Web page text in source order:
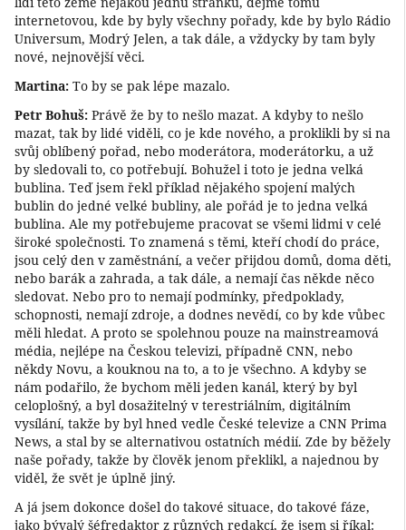
internetovou, kde by byly všechny pořady, kde by bylo Rádio
Universum, Modrý Jelen, a tak dále, a vždycky by tam byly
nové, nejnovější věci.
Martina: To by se pak lépe mazalo.
Petr Bohuš: Právě že by to nešlo mazat. A kdyby to nešlo
mazat, tak by lidé viděli, co je kde nového, a proklikli by si na
svůj oblíbený pořad, nebo moderátora, moderátorku, a už
by sledovali to, co potřebují. Bohužel i toto je jedna velká
bublina. Teď jsem řekl příklad nějakého spojení malých
bublin do jedné velké bubliny, ale pořád je to jedna velká
bublina. Ale my potřebujeme pracovat se všemi lidmi v celé
široké společnosti. To znamená s těmi, kteří chodí do práce,
jsou celý den v zaměstnání, a večer přijdou domů, doma děti,
nebo barák a zahrada, a tak dále, a nemají čas někde něco
sledovat. Nebo pro to nemají podmínky, předpoklady,
schopnosti, nemají zdroje, a dodnes nevědí, co by kde vůbec
měli hledat. A proto se spolehnou pouze na mainstreamová
média, nejlépe na Českou televizi, případně CNN, nebo
někdy Novu, a kouknou na to, a to je všechno. A kdyby se
nám podařilo, že bychom měli jeden kanál, který by byl
celoplošný, a byl dosažitelný v terestriálním, digitálním
vysílání, takže by byl hned vedle České televize a CNN Prima
News, a stal by se alternativou ostatních médií. Zde by běžely
naše pořady, takže by člověk jenom překlikl, a najednou by
viděl, že svět je úplně jiný.
A já jsem dokonce došel do takové situace, do takové fáze,
jako bývalý šéfredaktor z různých redakcí, že jsem si říkal: